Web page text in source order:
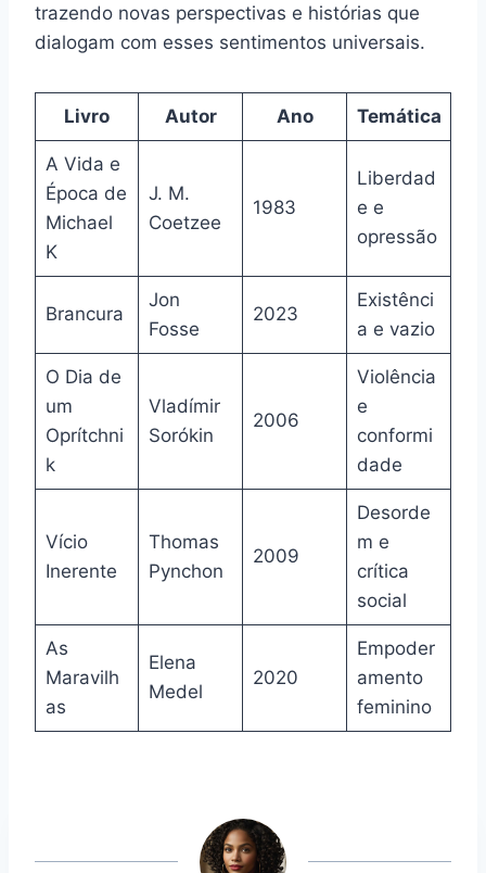
trazendo novas perspectivas e histórias que
dialogam com esses sentimentos universais.
Livro Autor Ano Temática
A Vida e
Época de
Michael
K
J. M.
Coetzee
1983
Liberdad
e e
opressão
Brancura
Jon
Fosse
2023
Existênci
a e vazio
O Dia de
um
Oprítchni
k
Vladímir
Sorókin
2006
Violência
e
conformi
dade
Vício
Inerente
Thomas
Pynchon
2009
Desorde
m e
crítica
social
As
Maravilh
as
Elena
Medel
2020
Empoder
amento
feminino